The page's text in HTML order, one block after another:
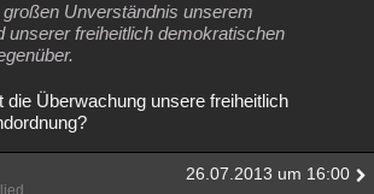
Unverständnis unserem
unserer freiheitlich demokratischen
die Überwachung unsere freiheitlich
26.07.2013 um 16:00